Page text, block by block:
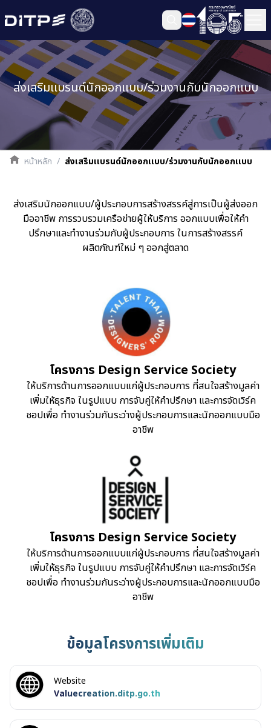
ส่งเสริมเเบรนด์นักออกเเบบ/ร่วมงานกับนักออกเเบบ
หน้าหลัก / ส่งเสริมเเบรนด์นักออกเเบบ/ร่วมงานกับนักออกเเบบ
ส่งเสริมนักออกแบบ/ผู้ประกอบการสร้างสรรค์สู่การเป็นผู้ส่งออก
มืออาชีพ การรวบรวมเครือข่ายผู้ให้บริการ ออกแบบเพื่อให้คำ
ปรึกษาและทำงานร่วมกับผู้ประกอบการ ในการสร้างสรรค์
ผลิตภัณฑ์ใหม่ ๆ ออกสู่ตลาด
โครงการ Design Service Society
ให้บริการด้านการออกแบบแก่ผู้ประกอบการ ที่สนใจสร้างมูลค่า
เพิ่มให้ธุรกิจ ในรูปแบบ การจับคู่ให้คำปรึกษา และการจัดเวิร์ค
ชอปเพื่อ ทำงานร่วมกันระว่างผู้ประกอบการและนักออกแบบมือ
อาชีพ
โครงการ Design Service Society
ให้บริการด้านการออกแบบแก่ผู้ประกอบการ ที่สนใจสร้างมูลค่า
เพิ่มให้ธุรกิจ ในรูปแบบ การจับคู่ให้คำปรึกษา และการจัดเวิร์ค
ชอปเพื่อ ทำงานร่วมกันระว่างผู้ประกอบการและนักออกแบบมือ
อาชีพ
ข้อมูลโครงการเพิ่มเติม
Website
Valuecreation.ditp.go.th